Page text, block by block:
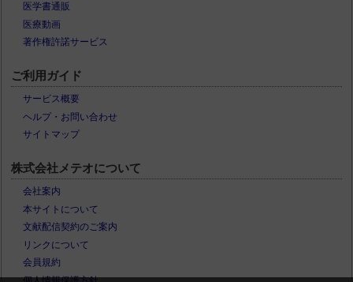
医学書通販
医療動画
著作権許諾サービス
ご利用ガイド
サービス概要
ヘルプ・お問い合わせ
サイトマップ
株式会社メテオについて
会社案内
本サイトについて
文献配信契約のご案内
リンクについて
会員規約